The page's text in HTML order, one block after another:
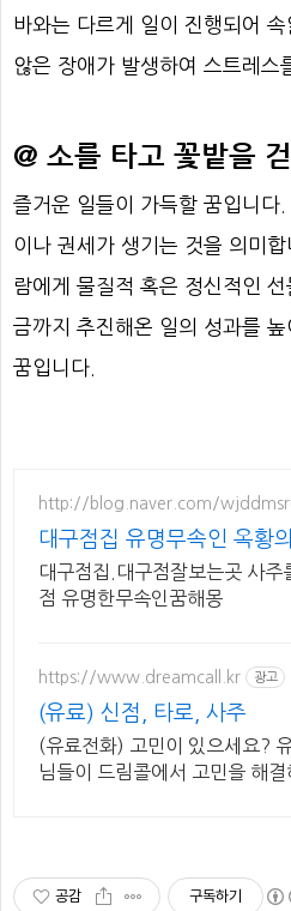
바와는 다르게 일이 진행되어
않은 장애가 발생하여 스트레스
@ 소를 타고 꽃밭을
즐거운 일들이 가득할 꿈입니다
이나 권세가 생기는 것을 의미
람에게 물질적 혹은 정신적인
금까지 추진해온 일의 성과를
꿈입니다.
http://blog.naver.com/
대구점집 유명무속인 옥황
대구점집.대구점잘보는곳 사주
점 유명한무속인꿈해몽
https://www.dreamcall.kr 광고
(유료) 신점, 타로, 사주
(유료전화) 고민이 있으세요?
님들이 드림콜에서 고민을 해결
공감 구독하기